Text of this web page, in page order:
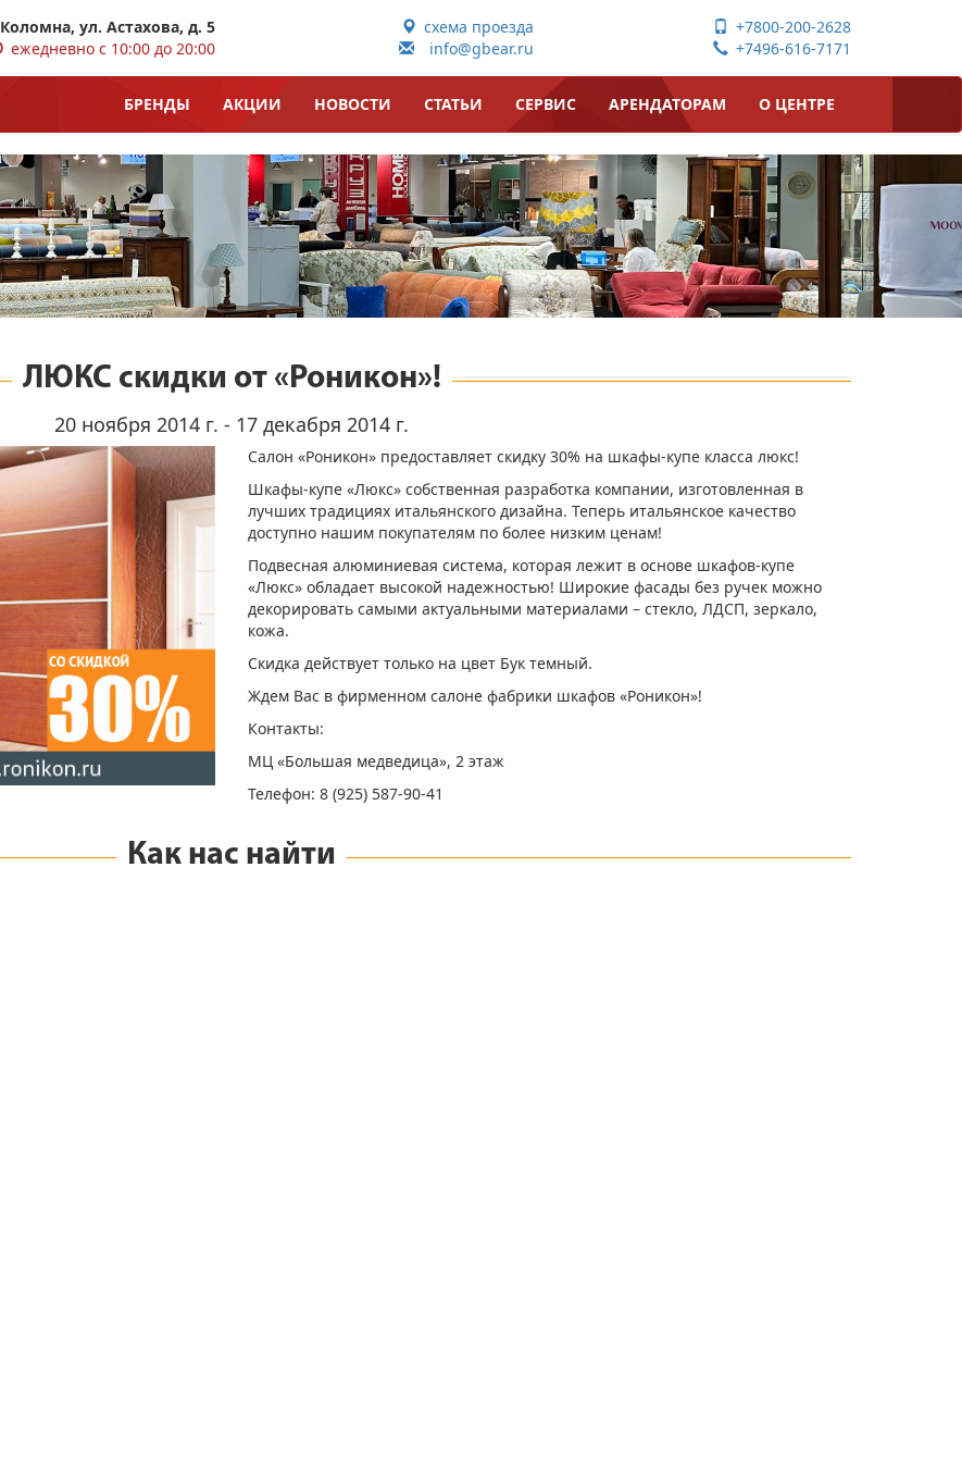
Коломна, ул. Астахова, д. 5
ежедневно с 10:00 до 20:00
схема проезда
info@gbear.ru
+7800-200-2628
+7496-616-7171
БРЕНДЫ АКЦИИ НОВОСТИ СТАТЬИ СЕРВИС АРЕНДАТОРАМ О ЦЕНТРЕ
ЛЮКС скидки от «Роникон»!
20 ноября 2014 г. - 17 декабря 2014 г.
Салон «Роникон» предоставляет скидку 30% на шкафы-купе класса люкс!
Шкафы-купе «Люкс» собственная разработка компании, изготовленная в
лучших традициях итальянского дизайна. Теперь итальянское качество
доступно нашим покупателям по более низким ценам!
Подвесная алюминиевая система, которая лежит в основе шкафов-купе
«Люкс» обладает высокой надежностью! Широкие фасады без ручек можно
декорировать самыми актуальными материалами – стекло, ЛДСП, зеркало,
кожа.
Скидка действует только на цвет Бук темный.
Ждем Вас в фирменном салоне фабрики шкафов «Роникон»!
Контакты:
МЦ «Большая медведица», 2 этаж
Телефон: 8 (925) 587-90-41
Как нас найти